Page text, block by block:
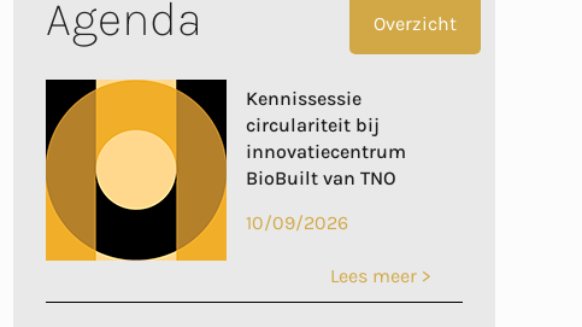
Agenda Overzicht
Kennissessie
circulariteit bij
innovatiecentrum
BioBuilt van TNO
10/09/2026
Lees meer >